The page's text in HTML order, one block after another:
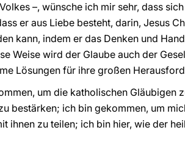
–, wünsche ich mir sehr, dass
er aus Liebe besteht, darin, Jesus
kann, indem er das Denken und
Weise wird der Glaube auch der
Lösungen für ihre großen
um die katholischen Gläubigen
bestärken; ich bin gekommen, um
ihnen zu teilen; ich bin hier, wie der